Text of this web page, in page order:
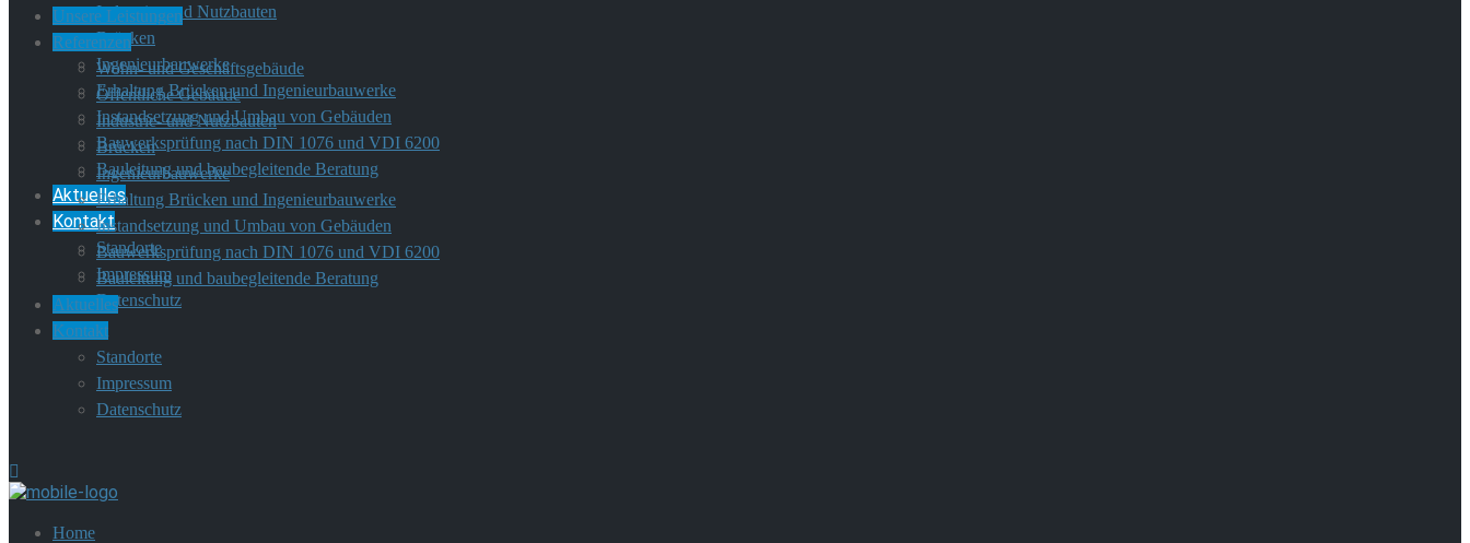
Industrie- und Nutzbauten
Brücken
Ingenieurbauwerke
Erhaltung Brücken und Ingenieurbauwerke
Instandsetzung und Umbau von Gebäuden
Bauwerksprüfung nach DIN 1076 und VDI 6200
Bauleitung und baubegleitende Beratung
Aktuelles
Kontakt
Standorte
Impressum
Datenschutz
Unsere Leistungen
Referenzen
Wohn- und Geschäftsgebäude
Öffentliche Gebäude
Industrie- und Nutzbauten
Brücken
Ingenieurbauwerke
Erhaltung Brücken und Ingenieurbauwerke
Instandsetzung und Umbau von Gebäuden
Bauwerksprüfung nach DIN 1076 und VDI 6200
Bauleitung und baubegleitende Beratung
Aktuelles
Kontakt
Standorte
Impressum
Datenschutz
Home